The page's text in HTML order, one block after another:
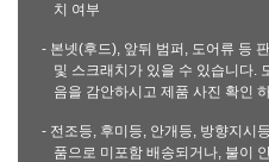
치 여부
- 본넷(후드), 앞뒤 범퍼, 도어류 등
및 스크래치가 있을 수 있습니다.
음을 감안하시고 제품 사진 확인
- 전조등, 후미등, 안개등, 방향지시
품으로 미포함 배송되거나, 불이